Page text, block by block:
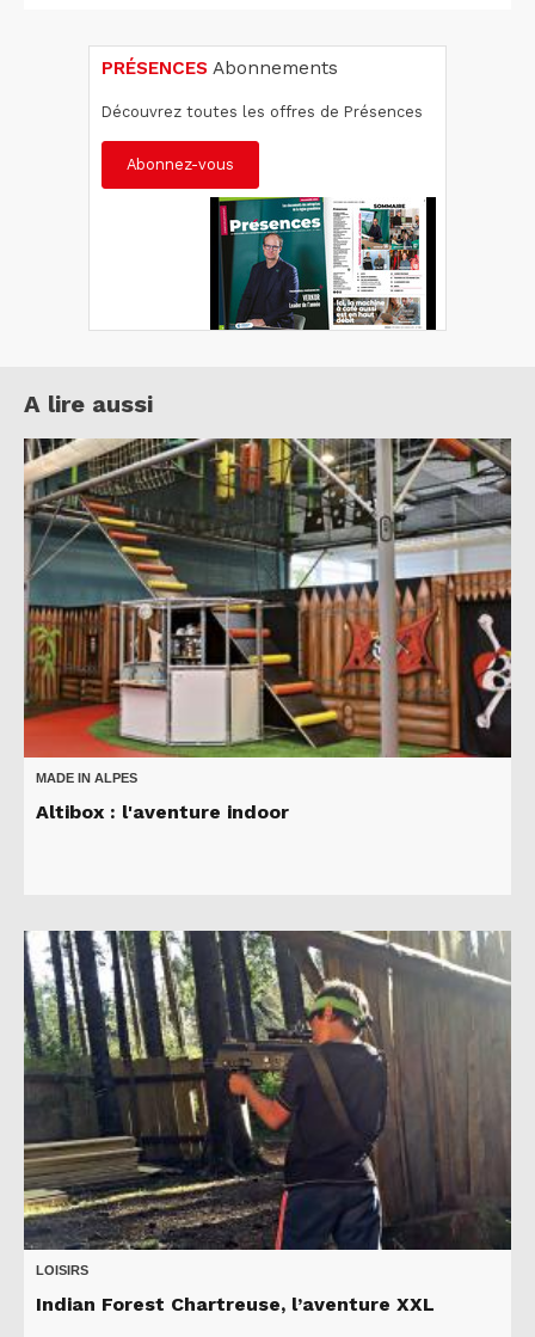
PRÉSENCES Abonnements
Découvrez toutes les offres de Présences
Abonnez-vous
A lire aussi
MADE IN ALPES
Altibox : l'aventure indoor
LOISIRS
Indian Forest Chartreuse, l’aventure XXL